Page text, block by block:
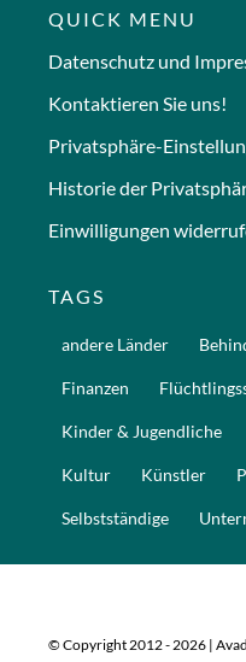
QUICK MENU
Datenschutz und
Kontaktieren Sie uns!
Privatsphäre-
Historie der
Einwilligungen
TAGS
andere Länder
Finanzen
Kinder & Jugendliche
Kultur Künstler
Selbstständige
© Copyright 2012 - 2026 |